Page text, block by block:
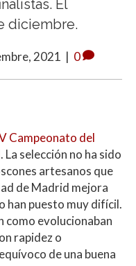
El
diciembre.
2021 | 0
Campeonato del
. La selección no ha sido
artesanos que
de Madrid mejora
han puesto muy difícil.
como evolucionaban
rapidez o
de una buena